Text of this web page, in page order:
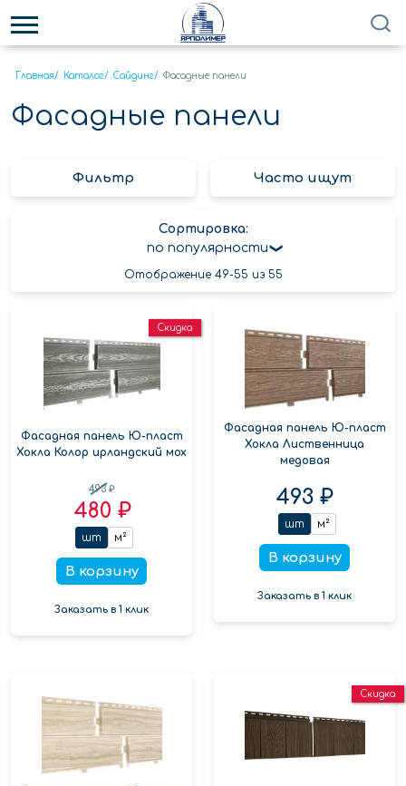
Главная/ Каталог/ Сайдинг/ Фасадные панели
Фасадные панели
Фильтр Часто ищут
Сортировка:
по популярности
Отображение 49-55 из 55
Фасадная панель Ю-пласт
Хокла Колор ирландский мох
493 ₽
480 ₽
шт м²
В корзину
Заказать в 1 клик
Скидка
Фасадная панель Ю-пласт
Хокла Лиственница
медовая
493 ₽
шт м²
В корзину
Заказать в 1 клик
Скидка